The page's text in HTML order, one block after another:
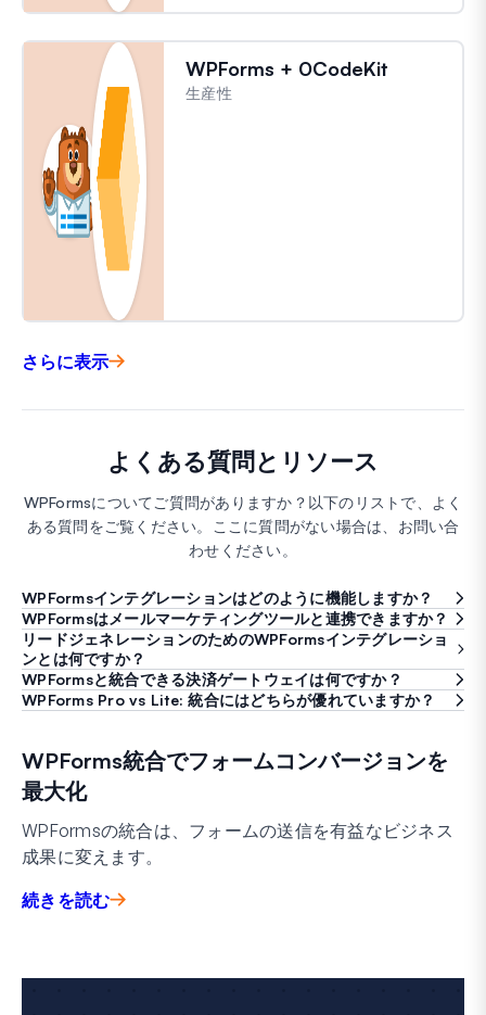
WPForms + 0CodeKit
生産性
さらに表示
よくある質問とリソース
WPFormsについてご質問がありますか？以下のリストで、よく
ある質問をご覧ください。ここに質問がない場合は、お問い合
わせください。
WPFormsインテグレーションはどのように機能しますか？
WPFormsはメールマーケティングツールと連携できますか？
リードジェネレーションのためのWPFormsインテグレーショ
ンとは何ですか？
WPFormsと統合できる決済ゲートウェイは何ですか？
WPForms Pro vs Lite: 統合にはどちらが優れていますか？
WPForms統合でフォームコンバージョンを
最大化
WPFormsの統合は、フォームの送信を有益なビジネス
成果に変えます。
続きを読む